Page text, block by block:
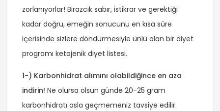
zorlanıyorlar! Birazcık sabır, istikrar ve gerektiği
kadar doğru, emeğin sonucunu en kısa süre
içerisinde sizlere döndürmesiyle ünlü olan bir diyet
programı ketojenik diyet listesi.
1-) Karbonhidrat alımını olabildiğince en aza
indirin! Ne olursa olsun günde 20-25 gram
karbonhidratı asla geçmemeniz tavsiye edilir.